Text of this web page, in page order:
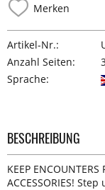
Merken
Artikel-Nr.:
Anzahl Seiten:
Sprache:
BESCHREIBUNG
KEEP ENCOUNTERS
ACCESSORIES!